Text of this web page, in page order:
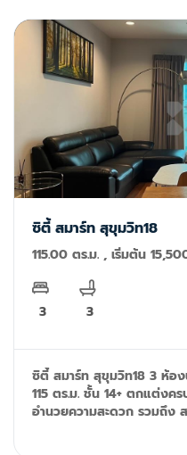
ซิตี้ สมาร์ท สุขุมวิท18
115.00 ตร.ม. , เริ่มต้น
3 3
ซิตี้ สมาร์ท สุขุมวิท18 3 ห้อ
115 ตร.ม. ชั้น 14+ ตกแต่งครบ
อำนวยความสะดวก รวมถึง